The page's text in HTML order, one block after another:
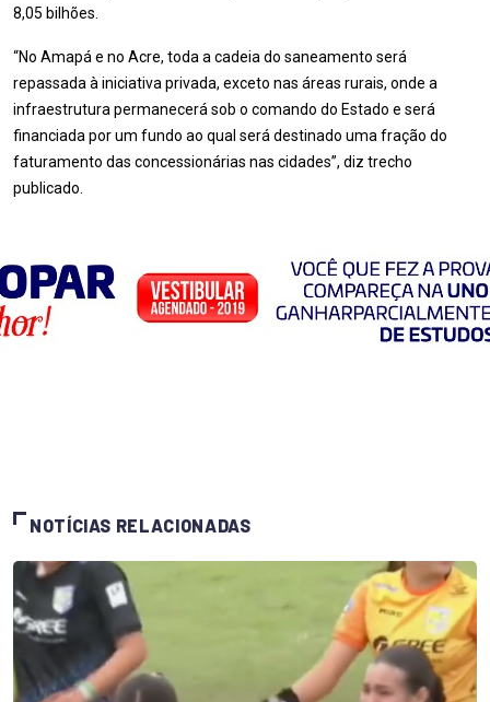
8,05 bilhões.
“No Amapá e no Acre, toda a cadeia do saneamento será
repassada à iniciativa privada, exceto nas áreas rurais, onde a
infraestrutura permanecerá sob o comando do Estado e será
financiada por um fundo ao qual será destinado uma fração do
faturamento das concessionárias nas cidades”, diz trecho
publicado.
NOTÍCIAS RELACIONADAS